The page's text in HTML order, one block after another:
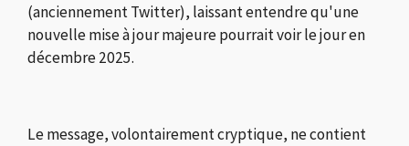
(anciennement Twitter), laissant entendre qu'une
nouvelle mise à jour majeure pourrait voir le jour en
décembre 2025.
Le message, volontairement cryptique, ne contient